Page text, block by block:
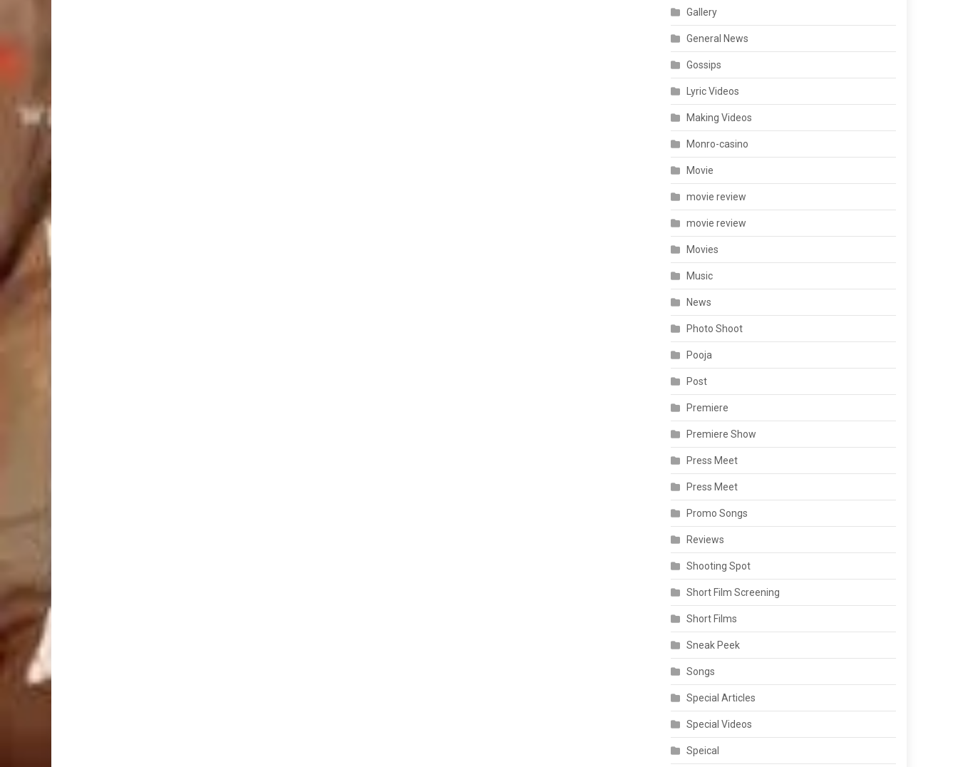
Gallery
General News
Gossips
Lyric Videos
Making Videos
Monro-casino
Movie
movie review
movie review
Movies
Music
News
Photo Shoot
Pooja
Post
Premiere
Premiere Show
Press Meet
Press Meet
Promo Songs
Reviews
Shooting Spot
Short Film Screening
Short Films
Sneak Peek
Songs
Special Articles
Special Videos
Speical